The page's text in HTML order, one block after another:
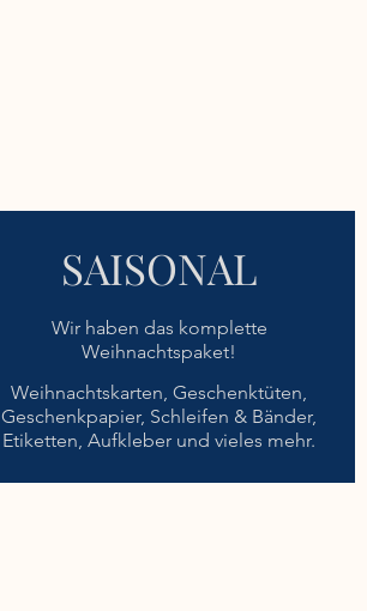
SAISONAL
Wir haben das komplette
Weihnachtspaket!
Weihnachtskarten, Geschenktüten,
Geschenkpapier, Schleifen & Bänder,
Etiketten, Aufkleber und vieles mehr.